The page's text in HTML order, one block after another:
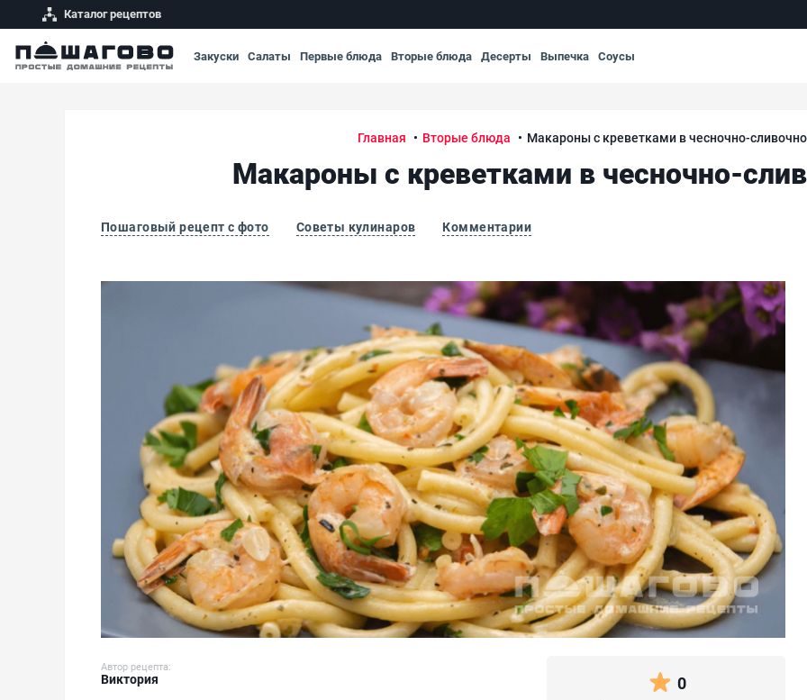
Каталог рецептов
Закуски Салаты Первые блюда Вторые блюда Десерты Выпечка Соусы
Главная Вторые блюда Макароны с креветками в чесночно-
Макароны с креветками в чесночно-
Пошаговый рецепт с фото Советы кулинаров Комментарии
Макароны с креветками в чесночно-сливочном соусе
Автор рецепта:
Виктория 0